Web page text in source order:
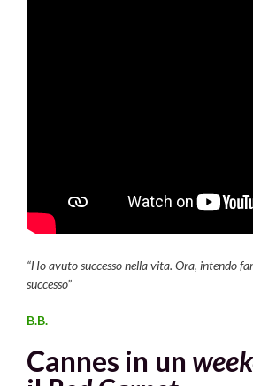
“Ho avuto successo nella vita. Ora, intendo
successo”
B.B.
Cannes in un